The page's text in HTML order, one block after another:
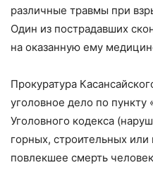
различные травмы при
Один из пострадавших
на оказанную ему
Прокуратура
уголовное дело по пункту
Уголовного кодекса
горных, строительных или
повлекшее смерть